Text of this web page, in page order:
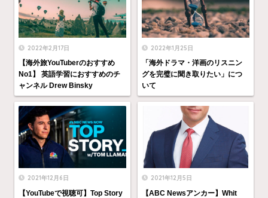
2022年2月17日
【海外旅YouTuberのおすすめ
No1】 英語学習におすすめのチ
ャンネル Drew Binsky
2022年1月25日
「海外ドラマ・洋画のリスニン
グを完璧に聞き取りたい」につ
いて
2021年12月6日
【YouTubeで視聴可】Top Story
2021年12月5日
【ABC Newsアンカー】Whit